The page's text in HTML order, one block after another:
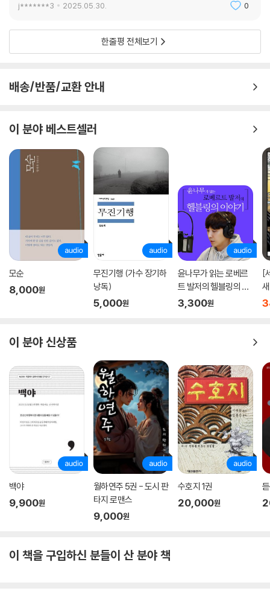
j*******3 2025.05.30. 0
한줄평 전체보기
배송/반품/교환 안내
이 분야 베스트셀러
모순
8,000원
무진기행 (가수 장기하
낭독)
5,000원
윤나무가 읽는 로베르
트 발저의 헬블링의 이
야기
3,300원
[
이 분야 신상품
백야
9,900원
월하연주 5권 - 도시 판
타지 로맨스
9,000원
수호지 1권
20,000원
이 책을 구입하신 분들이 산 분야 책